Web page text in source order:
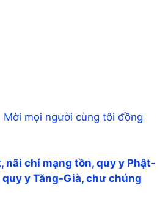
mọi người cùng tôi đồng
nãi chí mạng tồn, quy y Phật-
y Tăng-Già, chư chúng